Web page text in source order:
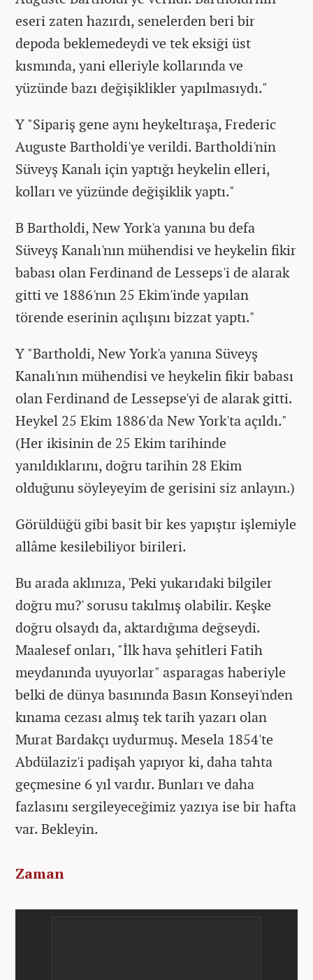
eseri zaten hazırdı, senelerden beri bir
depoda beklemedeydi ve tek eksiği üst
kısmında, yani elleriyle kollarında ve
yüzünde bazı değişiklikler yapılmasıydı."
Y "Sipariş gene aynı heykeltıraşa, Frederic
Auguste Bartholdi'ye verildi. Bartholdi'nin
Süveyş Kanalı için yaptığı heykelin elleri,
kolları ve yüzünde değişiklik yaptı."
B Bartholdi, New York'a yanına bu defa
Süveyş Kanalı'nın mühendisi ve heykelin fikir
babası olan Ferdinand de Lesseps'i de alarak
gitti ve 1886'nın 25 Ekim'inde yapılan
törende eserinin açılışını bizzat yaptı."
Y "Bartholdi, New York'a yanına Süveyş
Kanalı'nın mühendisi ve heykelin fikir babası
olan Ferdinand de Lessepse'yi de alarak gitti.
Heykel 25 Ekim 1886'da New York'ta açıldı."
(Her ikisinin de 25 Ekim tarihinde
yanıldıklarını, doğru tarihin 28 Ekim
olduğunu söyleyeyim de gerisini siz anlayın.)
Görüldüğü gibi basit bir kes yapıştır işlemiyle
allâme kesilebiliyor birileri.
Bu arada aklınıza, 'Peki yukarıdaki bilgiler
doğru mu?' sorusu takılmış olabilir. Keşke
doğru olsaydı da, aktardığıma değseydi.
Maalesef onları, "İlk hava şehitleri Fatih
meydanında uyuyorlar" asparagas haberiyle
belki de dünya basınında Basın Konseyi'nden
kınama cezası almış tek tarih yazarı olan
Murat Bardakçı uydurmuş. Mesela 1854'te
Abdülaziz'i padişah yapıyor ki, daha tahta
geçmesine 6 yıl vardır. Bunları ve daha
fazlasını sergileyeceğimiz yazıya ise bir hafta
var. Bekleyin.
Zaman